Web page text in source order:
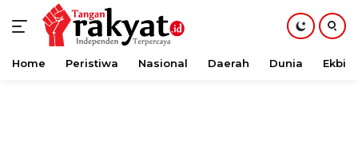
Langsung
Home Peristiwa Nasional Daerah Dunia Ekbis